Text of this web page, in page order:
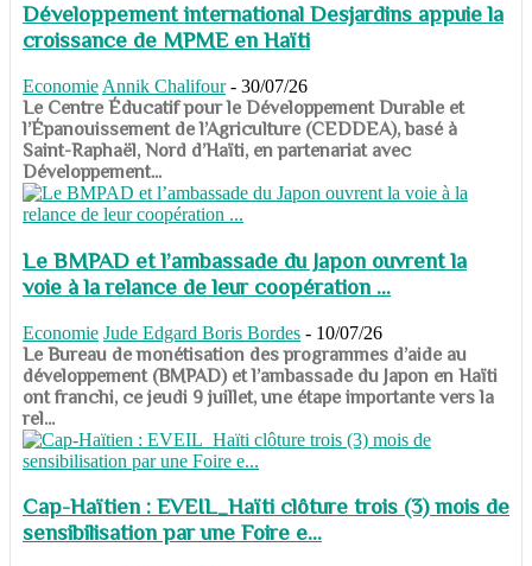
Développement international Desjardins appuie la
croissance de MPME en Haïti
Economie Annik Chalifour - 30/07/26
​​​​​​​Le Centre Éducatif pour le Développement Durable et
l’Épanouissement de l’Agriculture (CEDDEA), basé à
Saint-Raphaël, Nord d’Haïti, en partenariat avec
Développement...
Le BMPAD et l’ambassade du Japon ouvrent la
voie à la relance de leur coopération ...
Economie Jude Edgard Boris Bordes - 10/07/26
​​​​​​​Le Bureau de monétisation des programmes d’aide au
développement (BMPAD) et l’ambassade du Japon en Haïti
ont franchi, ce jeudi 9 juillet, une étape importante vers la
rel...
Cap-Haïtien : EVEIL_Haïti clôture trois (3) mois de
sensibilisation par une Foire e...